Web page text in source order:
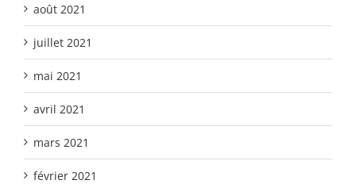
août 2021
juillet 2021
mai 2021
avril 2021
mars 2021
février 2021